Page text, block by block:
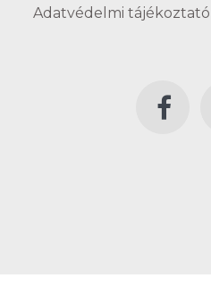
Adatvédelmi tájékoztató